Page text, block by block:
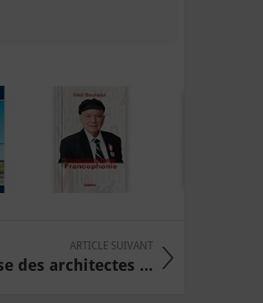
ARTICLE SUIVANT
des architectes ...